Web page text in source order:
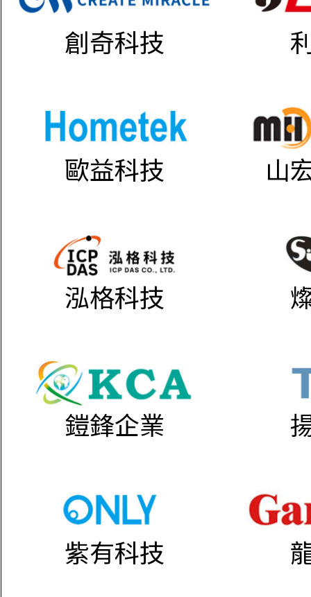
創奇科技
歐益科技 山
泓格科技
鎧鋒企業
紫有科技